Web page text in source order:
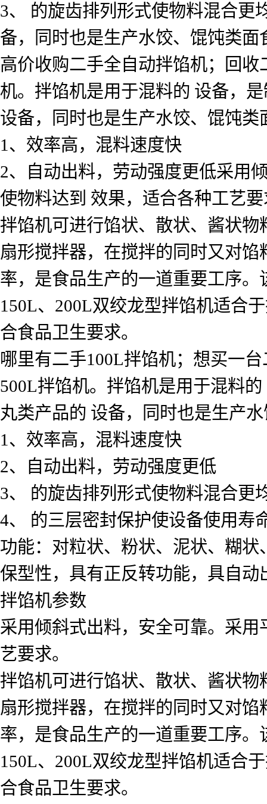
3、 的旋齿排列形式使物料混合更
备，同时也是生产水饺、馄饨类面
高价收购二手全自动拌馅机；回
机。拌馅机是用于混料的 设备，
设备，同时也是生产水饺、馄饨
1、效率高，混料速度快
2、自动出料，劳动强度更低采用
使物料达到 效果，适合各种工艺
拌馅机可进行馅状、散状、酱状
扇形搅拌器，在搅拌的同时又对
率，是食品生产的一道重要工序
150L、200L双绞龙型拌馅机适合
合食品卫生要求。
哪里有二手100L拌馅机；想买一
500L拌馅机。拌馅机是用于混料
丸类产品的 设备，同时也是生产
1、效率高，混料速度快
2、自动出料，劳动强度更低
3、 的旋齿排列形式使物料混合更
4、 的三层密封保护使设备使用寿
功能：对粒状、粉状、泥状、糊
保型性，具有正反转功能，具自动
拌馅机参数
采用倾斜式出料，安全可靠。采
艺要求。
拌馅机可进行馅状、散状、酱状
扇形搅拌器，在搅拌的同时又对
率，是食品生产的一道重要工序
150L、200L双绞龙型拌馅机适合
合食品卫生要求。